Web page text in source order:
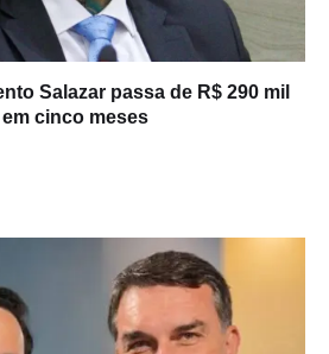
Salazar passa de R$ 290 mil
cinco meses